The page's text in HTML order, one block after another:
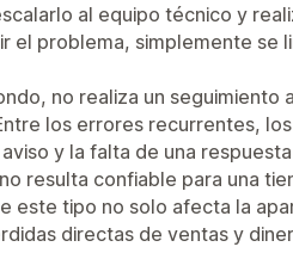
al equipo técnico y
el problema, simplemente se
no realiza un seguimiento
los errores recurrentes,
y la falta de una
resulta confiable para una
este tipo no solo afecta la
directas de ventas y